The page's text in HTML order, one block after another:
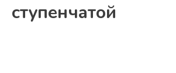
ступенчатой